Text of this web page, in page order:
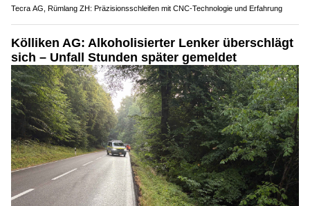
Tecra AG, Rümlang ZH: Präzisionsschleifen mit CNC-Technologie und Erfahrung
Kölliken AG: Alkoholisierter Lenker überschlägt
sich – Unfall Stunden später gemeldet